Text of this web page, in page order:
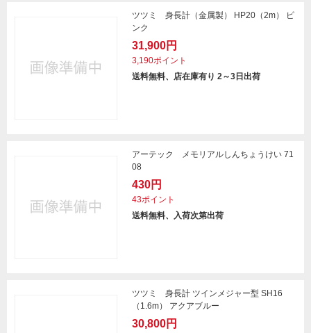
ツツミ 身長計（金属製） HP20（2m） ピ
ンク
31,900円
3,190ポイント
送料無料、店在庫有り 2～3日出荷
アーテック メモリアルしんちょうけい 71
08
430円
43ポイント
送料無料、入荷次第出荷
ツツミ 身長計 ツインメジャー型 SH16
（1.6m） アクアブルー
30,800円